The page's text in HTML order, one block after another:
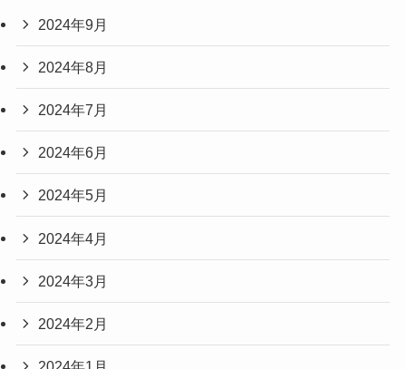
2024年9月
2024年8月
2024年7月
2024年6月
2024年5月
2024年4月
2024年3月
2024年2月